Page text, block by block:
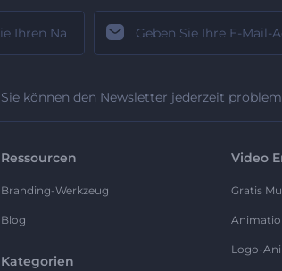
Sie können den Newsletter jederzeit
Ressourcen
Branding-Werkzeug
Blog
Kategorien
Video
Gratis
Logo-